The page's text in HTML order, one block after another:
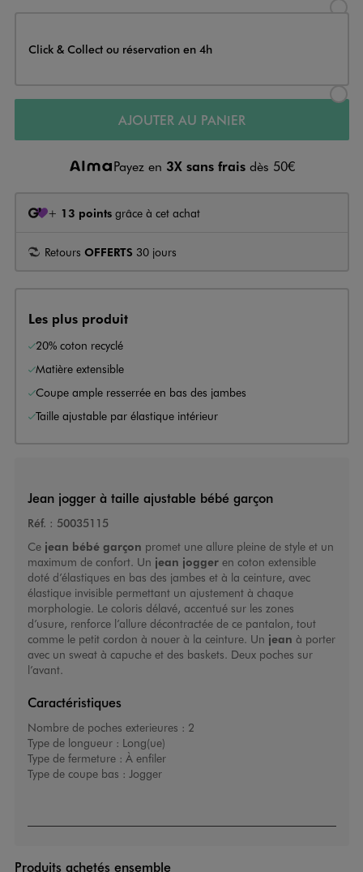
Click & Collect ou réservation en 4h
AJOUTER AU PANIER
Payez en 3X sans frais dès 50€
+ 13 points grâce à cet achat
Retours OFFERTS 30 jours
Les plus produit
20% coton recyclé
Matière extensible
Coupe ample resserrée en bas des jambes
Taille ajustable par élastique intérieur
Jean jogger à taille ajustable bébé garçon
Réf. : 50035115
Ce jean bébé garçon promet une allure pleine de style et un
maximum de confort. Un jean joggeren coton extensible
doté d’élastiques en bas des jambes et à la ceinture, avec
élastique invisible permettant un ajustement à chaque
morphologie. Le coloris délavé, accentué sur les zones
d’usure, renforce l’allure décontractée de ce pantalon, tout
comme le petit cordon à nouer à la ceinture. Un jean à porter
avec un sweat à capuche et des baskets. Deux poches sur
l’avant.
Caractéristiques
Nombre de poches exterieures : 2
Type de longueur : Long(ue)
Type de fermeture : À enfiler
Type de coupe bas : Jogger
Produits achetés ensemble